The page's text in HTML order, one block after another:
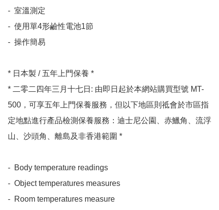
-  室溫測定
-  使用單4形鹼性電池1節
-  操作簡易
* 日本製 / 五年上門保養 *
* 二零二四年三月十七日: 由即日起於本網站購買型號 MT-
500，可享五年上門保養服務，但以下地區則祗會於市區指
定地點進行產品檢測保養服務：迪士尼公園、赤鱲角、流浮
山、沙頭角、離島及非香港範圍 *
-  Body temperature readings
-  Object temperatures measures
-  Room temperatures measure